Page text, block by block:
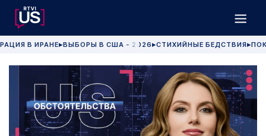
В ИРАНЕ▶ВЫБОРЫ В США - 2026 ▶СТИХИЙНЫЕ БЕДСТВИЯ▶